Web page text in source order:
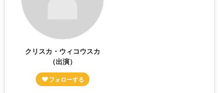
クリスカ・ウィコウスカ
（出演）